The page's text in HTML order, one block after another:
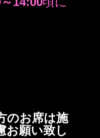
のお席は施
お願い致し